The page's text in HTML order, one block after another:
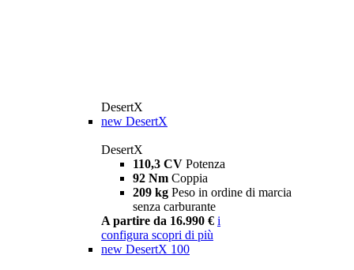
DesertX
new DesertX
DesertX
110,3 CV Potenza
92 Nm Coppia
209 kg Peso in ordine di marcia
senza carburante
A partire da 16.990 € i
configura scopri di più
new DesertX 100